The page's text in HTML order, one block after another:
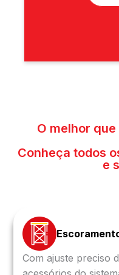
O melhor
Conheça todos
e
Com ajuste preciso